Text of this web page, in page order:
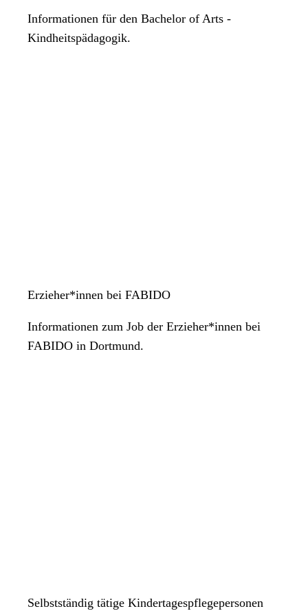
Informationen für den Bachelor of Arts -
Kindheitspädagogik.
Erzieher*innen bei FABIDO
Informationen zum Job der Erzieher*innen bei
FABIDO in Dortmund.
Selbstständig tätige Kindertagespflegepersonen